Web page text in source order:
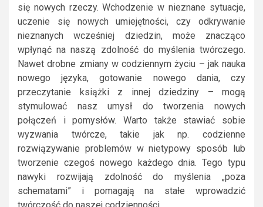
się nowych rzeczy. Wchodzenie w nieznane sytuacje,
uczenie się nowych umiejętności, czy odkrywanie
nieznanych wcześniej dziedzin, może znacząco
wpłynąć na naszą zdolność do myślenia twórczego.
Nawet drobne zmiany w codziennym życiu – jak nauka
nowego języka, gotowanie nowego dania, czy
przeczytanie książki z innej dziedziny – mogą
stymulować nasz umysł do tworzenia nowych
połączeń i pomysłów. Warto także stawiać sobie
wyzwania twórcze, takie jak np. codzienne
rozwiązywanie problemów w nietypowy sposób lub
tworzenie czegoś nowego każdego dnia. Tego typu
nawyki rozwijają zdolność do myślenia „poza
schematami” i pomagają na stałe wprowadzić